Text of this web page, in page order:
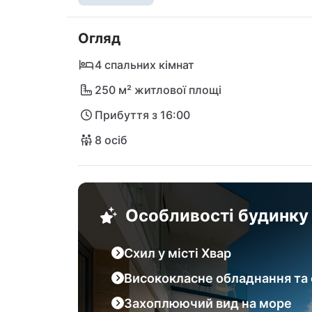
Релаксуйте в розкішній атмосфері цієї
Град і Єлса. Насолоджуйтеся смачною
до аеропорту Спліт ніщо не завадить
зараз свою мрійну віллу Анабель!
Огляд
4 спальних кімнат
250 м² житлової площі
Прибуття з 16:00
8 осіб
Особливості
Схил у місті Хвар
Висококласне обладнання та
Захоплюючий вид на море